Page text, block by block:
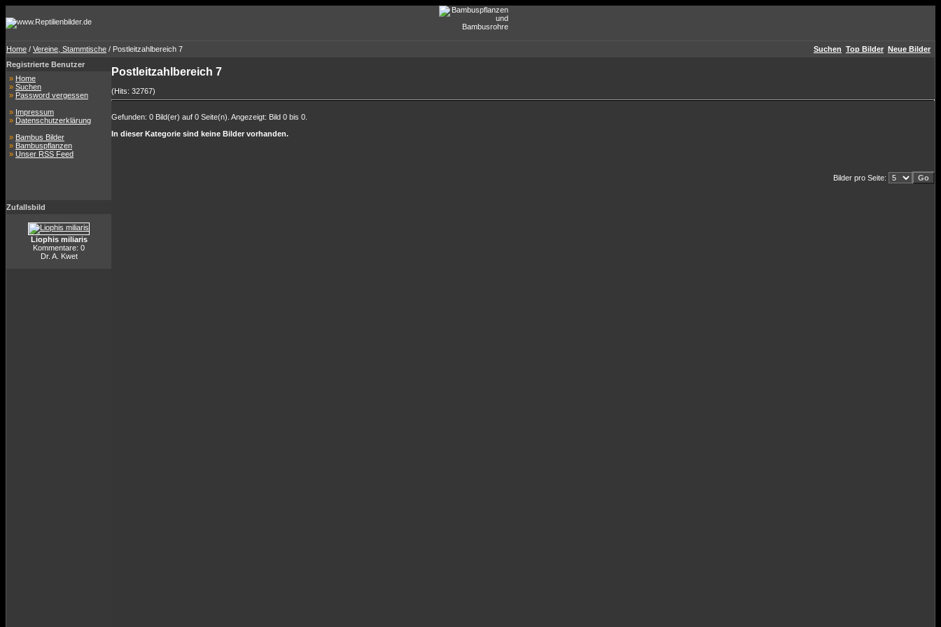
Home / Vereine, Stammtische / Postleitzahlbereich 7 Suchen Top Bilder Neue Bilder
Registrierte Benutzer
» Home
» Suchen
» Password vergessen
» Impressum
» Datenschutzerklärung
» Bambus Bilder
» Bambuspflanzen
» Unser RSS Feed
Zufallsbild
Liophis miliaris
Kommentare: 0
Dr. A. Kwet
Postleitzahlbereich 7
(Hits: 32767)
Gefunden: 0 Bild(er) auf 0 Seite(n). Angezeigt: Bild 0 bis 0.
In dieser Kategorie sind keine Bilder vorhanden.
Bilder pro Seite: